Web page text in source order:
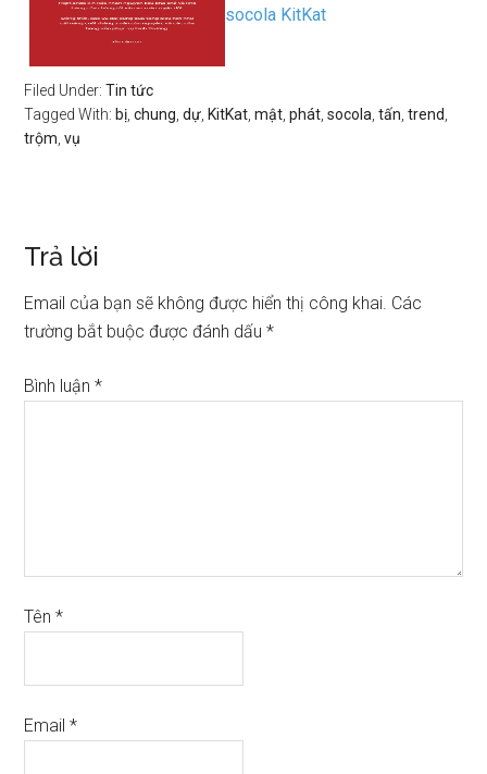
socola KitKat
Filed Under:Tin tức
Tagged With: bị ,chung ,dự KitKat ,mật ,phát ,socola ,tấn ,trend
trộm ,vụ
Trả lời
Email của bạn sẽ không được hiển thị công khai. Các
trường bắt buộc được đánh dấu*
Bình luận*
Tên*
Email*